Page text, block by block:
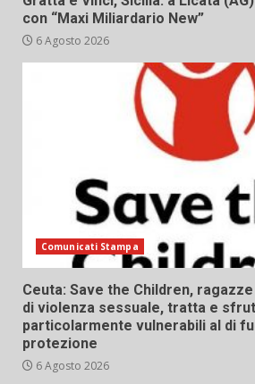
con “Maxi Miliardario New”
6 Agosto 2026
Comunicati Stampa
Ceuta: Save the Children,
di violenza sessuale, tratta e
particolarmente vulnerabili al di
protezione
6 Agosto 2026